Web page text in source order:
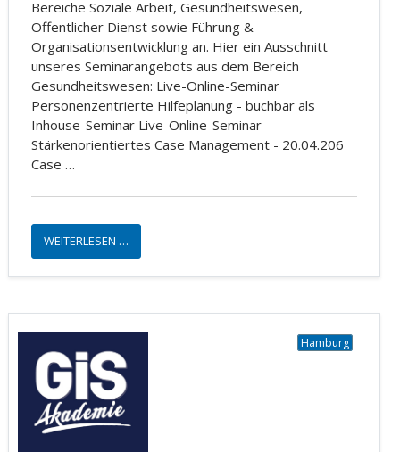
Bereiche Soziale Arbeit, Gesundheitswesen,
Öffentlicher Dienst sowie Führung &
Organisationsentwicklung an. Hier ein Ausschnitt
unseres Seminarangebots aus dem Bereich
Gesundheitswesen: Live-Online-Seminar
Personenzentrierte Hilfeplanung - buchbar als
Inhouse-Seminar Live-Online-Seminar
Stärkenorientiertes Case Management - 20.04.206
Case …
WEITERLESEN …
Hamburg